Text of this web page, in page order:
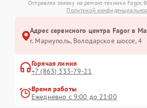
Отправляя заявку на ремонт техники Fagor,
Политикой
Адрес сервисного центра Fagor в
г. Мариуполь, Володарское шоссе, 4
Горячая линия
+7 (863) 333-79-21
Время работы
Ежедневно с 9:00 до 21:00